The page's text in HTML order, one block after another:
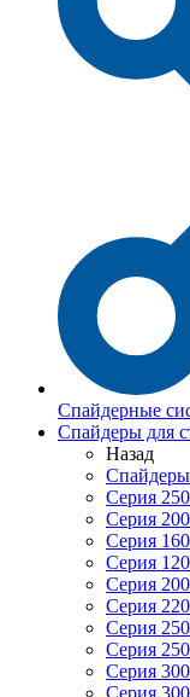
Спайдерные
Спайдеры для
Назад
Спайдеры
Серия
Серия
Серия
Серия
Серия
Серия
Серия
Серия
Серия
Серия